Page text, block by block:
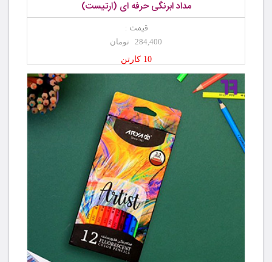
مداد ابرنگی حرفه ای (ارتیست)
قیمت :
284,400 تومان
10 کارتن